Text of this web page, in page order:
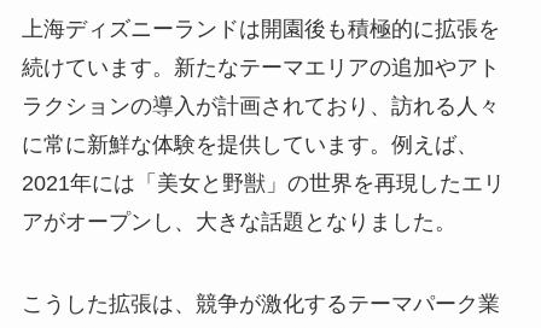
上海ディズニーランドは開園後も積極的に拡張を
続けています。新たなテーマエリアの追加やアト
ラクションの導入が計画されており、訪れる人々
に常に新鮮な体験を提供しています。例えば、
2021年には「美女と野獣」の世界を再現したエリ
アがオープンし、大きな話題となりました。
こうした拡張は、競争が激化するテーマパーク業